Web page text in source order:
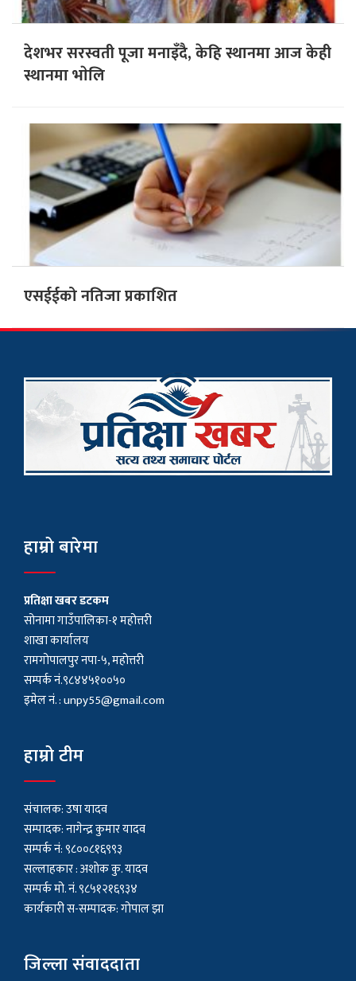
देशभर सरस्वती पूजा मनाइँदै, केहि स्थानमा आज केही
स्थानमा भाेलि
एसईईको नतिजा प्रकाशित
हाम्रो बारेमा
प्रतिक्षा खबर डटकम
सोनामा गाउँपालिका-१ महोत्तरी
शाखा कार्यालय
रामगोपालपुर नपा-५, महोत्तरी
सम्पर्क नं.९८४४५१००५०
इमेल नं. :unpy55@gmail.com
हाम्रो टीम
संचालक: उषा यादव
सम्पादक: नागेन्द्र कुमार यादव
सम्पर्क नं: ९८००८१६९९३
सल्लाहकार : अशाेक कु. यादव
सम्पर्क मो. नं. ९८५१२१६९३४
कार्यकारी स-सम्पादक: गोपाल झा
जिल्ला संवाददाता